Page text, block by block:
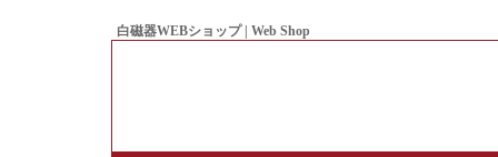
白磁器WEBショップ | Web Shop